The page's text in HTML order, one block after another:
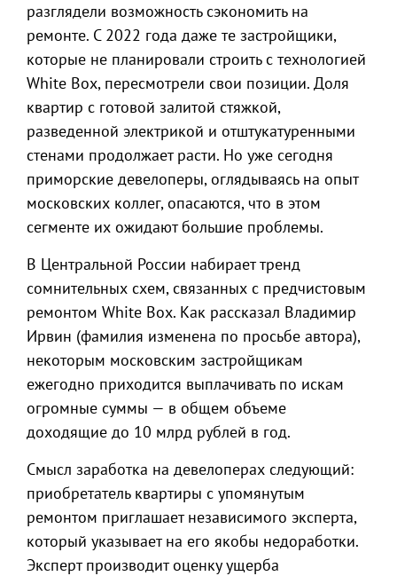
разглядели возможность сэкономить на
ремонте. С 2022 года даже те застройщики,
которые не планировали строить с технологией
White Box, пересмотрели свои позиции. Доля
квартир с готовой залитой стяжкой,
разведенной электрикой и отштукатуренными
стенами продолжает расти. Но уже сегодня
приморские девелоперы, оглядываясь на опыт
московских коллег, опасаются, что в этом
сегменте их ожидают большие проблемы.
В Центральной России набирает тренд
сомнительных схем, связанных с предчистовым
ремонтом White Box. Как рассказал Владимир
Ирвин (фамилия изменена по просьбе автора),
некоторым московским застройщикам
ежегодно приходится выплачивать по искам
огромные суммы — в общем объеме
доходящие до 10 млрд рублей в год.
Смысл заработка на девелоперах следующий:
приобретатель квартиры с упомянутым
ремонтом приглашает независимого эксперта,
который указывает на его якобы недоработки.
Эксперт производит оценку ущерба